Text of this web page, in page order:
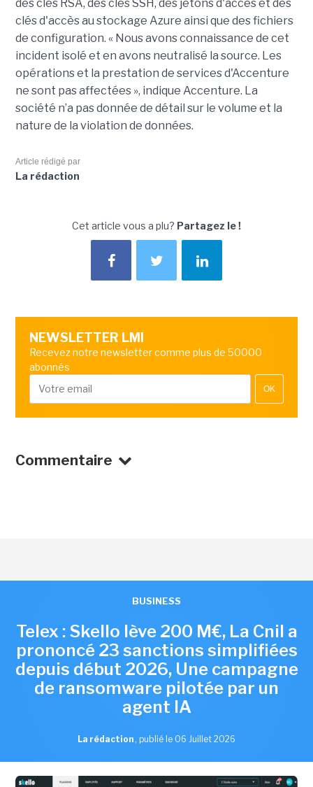
des clés RSA, des clés SSH, des jetons d'accès et des
clés d'accès au stockage Azure ainsi que des fichiers
de configuration. « Nous avons connaissance de cet
incident isolé et en avons neutralisé la source. Les
opérations et la prestation de services d'Accenture
ne sont pas affectées », indique Accenture. La
société n’a pas donnée de détail sur le volume et la
nature de la violation de données.
Article rédigé par
La rédaction
Cet article vous a plu? Partagez le !
NEWSLETTER LMI
Recevez notre newsletter comme plus de 50000
abonnés
OK
Commentaire
BUSINESS
Telex : Skello lève 200 M€, La Cnil a
prononcé 23 sanctions simplifiées
depuis début 2026, Une campagne
de ransomware pilotée par un
agent IA
La rédaction , publié le 06 Juillet 2026